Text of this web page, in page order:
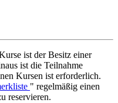
ist der Besitz einer
ist die Teilnahme
Kursen ist erforderlich.
" regelmäßig einen
reservieren.